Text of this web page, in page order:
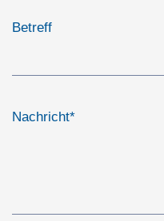
Betreff
Nachricht*